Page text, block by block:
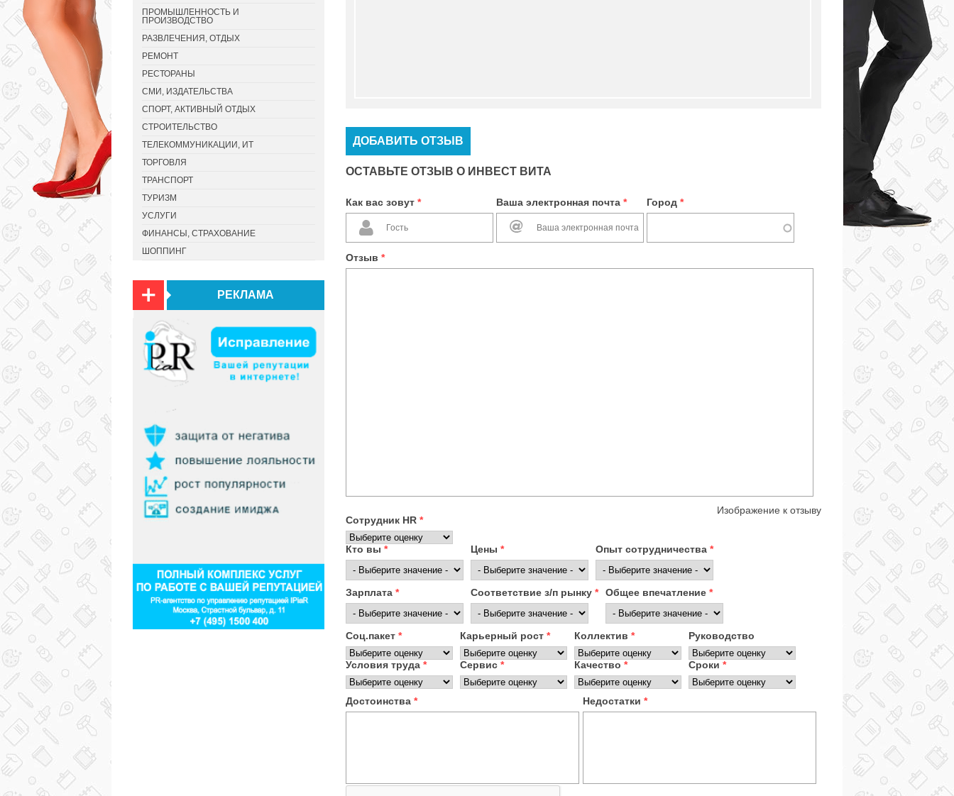
ДОБАВИТЬ ОТЗЫВ
ОСТАВЬТЕ ОТЗЫВ О ИНВЕСТ ВИТА
Как вас зовут * Ваша электронная почта * Город *
Отзыв *
Изображение к отзыву
Сотрудник HR *
Кто вы * Цены * Опыт сотрудничества *
Зарплата * Соответствие з/п рынку * Общее впечатление *
Соц.пакет * Карьерный рост * Коллектив * Руководство
Условия труда * Сервис * Качество * Сроки *
Достоинства * Недостатки *
ПРОМЫШЛЕННОСТЬ И
ПРОИЗВОДСТВО
РАЗВЛЕЧЕНИЯ, ОТДЫХ
РЕМОНТ
РЕСТОРАНЫ
СМИ, ИЗДАТЕЛЬСТВА
СПОРТ, АКТИВНЫЙ ОТДЫХ
СТРОИТЕЛЬСТВО
ТЕЛЕКОММУНИКАЦИИ, ИТ
ТОРГОВЛЯ
ТРАНСПОРТ
ТУРИЗМ
УСЛУГИ
ФИНАНСЫ, СТРАХОВАНИЕ
ШОППИНГ
РЕКЛАМА